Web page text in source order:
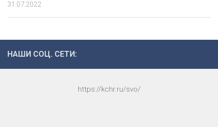
31.07.2022
НАШИ СОЦ. СЕТИ:
https://kchr.ru/svo/